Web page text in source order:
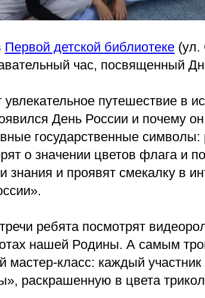
Первой детской библиотеке (ул.
час, посвященный
путешествие в
День России и почему
государственные символы:
о значении цветов флага и
знания и проявят смекалку в
ребята посмотрят
нашей Родины. А самым
мастер-класс: каждый
раскрашенную в цвета